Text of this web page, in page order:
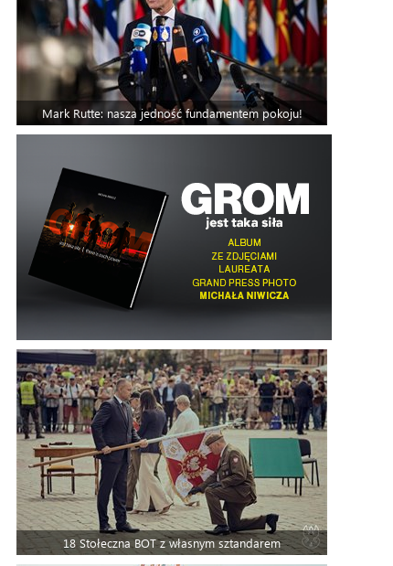
Mark Rutte: nasza jedność fundamentem pokoju!
18 Stołeczna BOT z własnym sztandarem